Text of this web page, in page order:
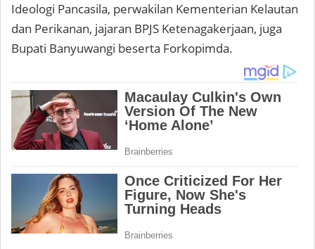
Ideologi Pancasila, perwakilan Kementerian Kelautan
dan Perikanan, jajaran BPJS Ketenagakerjaan, juga
Bupati Banyuwangi beserta Forkopimda.